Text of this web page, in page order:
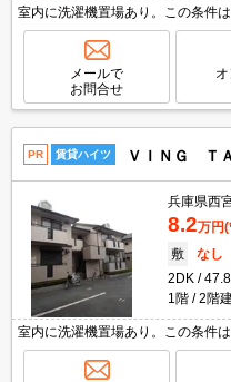
室内に洗濯機置場あり。この条件
理好きの方に。2沿線利用可能で
メールで
お問合せ
PR 賃貸ハイツ ＶＩＮＧ Ｔ
兵庫県西
8.2万円(
敷
なし
2DK
1階
2階
室内に洗濯機置場あり。この条件
理好きの方に。2沿線利用可能で